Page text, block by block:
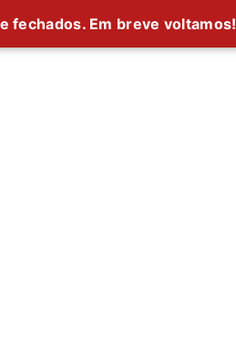
fechados. Em breve voltamos!